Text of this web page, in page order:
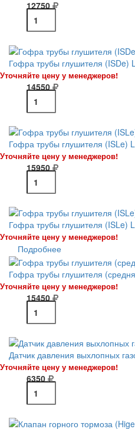
12750
Гофра трубы глушителя (ISDe)
Уточняйте цену у менеджеров!
14550
Гофра трубы глушителя (ISLe)
Уточняйте цену у менеджеров!
15950
Гофра трубы глушителя (ISLe)
Уточняйте цену у менеджеров!
Подробнее
Гофра трубы глушителя
Уточняйте цену у менеджеров!
15450
Датчик давления выхлопных
Уточняйте цену у менеджеров!
6350